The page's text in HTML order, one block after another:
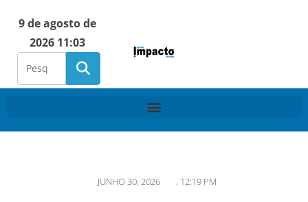
9 de agosto de
2026 11:03
JUNHO 30, 2026 , 12:19 PM